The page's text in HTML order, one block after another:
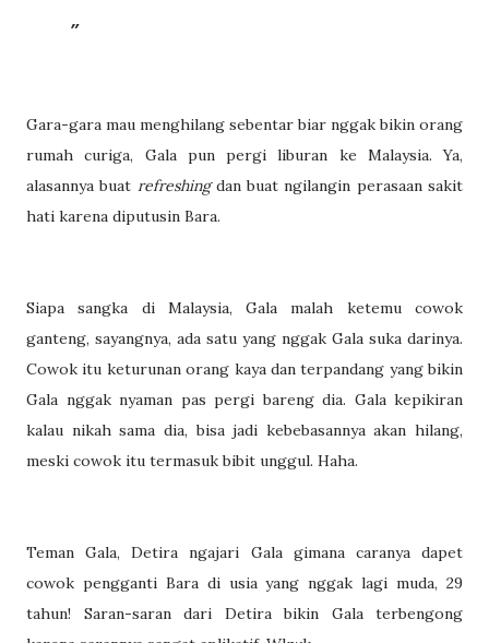
Gara-gara mau menghilang sebentar biar nggak bikin orang
rumah curiga, Gala pun pergi liburan ke Malaysia. Ya,
alasannya buat refreshingdan buat ngilangin perasaan sakit
hati karena diputusin Bara.
Siapa sangka di Malaysia, Gala malah ketemu cowok
ganteng, sayangnya, ada satu yang nggak Gala suka darinya.
Cowok itu keturunan orang kaya dan terpandang yang bikin
Gala nggak nyaman pas pergi bareng dia. Gala kepikiran
kalau nikah sama dia, bisa jadi kebebasannya akan hilang,
meski cowok itu termasuk bibit unggul. Haha.
Teman Gala, Detira ngajari Gala gimana caranya dapet
cowok pengganti Bara di usia yang nggak lagi muda, 29
tahun! Saran-saran dari Detira bikin Gala terbengong